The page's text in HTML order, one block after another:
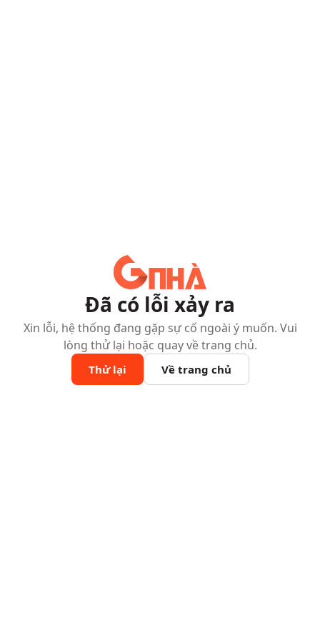
Đã có lỗi xảy ra
Xin lỗi, hệ thống đang gặp sự cố ngoài ý muốn. Vui
lòng thử lại hoặc quay về trang chủ.
Thử lại Về trang chủ